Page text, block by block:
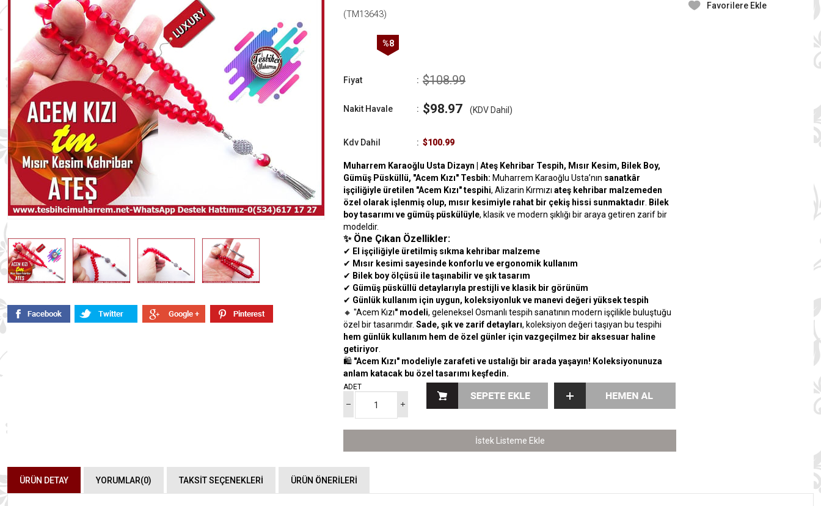
(TM13643)
%8
Fiyat
: $108.99
Nakit Havale : $98.97 (KDV Dahil)
Kdv Dahil : $100.99
Muharrem Karaoğlu Usta Dizayn | Ateş Kehribar Tespih, Mısır Kesim, Bilek Boy,
Gümüş Püsküllü, "Acem Kızı" Tesbih: Muharrem Karaoğlu Usta’nın sanatkâr
işçiliğiyle üretilen "Acem Kızı" tespihi, Alizarin Kırmızı ateş kehribar malzemeden
özel olarak işlenmiş olup, mısır kesimiyle rahat bir çekiş hissi sunmaktadır
Bilek
boy tasarımı ve gümüş püskülüyle, klasik ve modern şıklığı bir araya getiren zarif bir
modeldir.
✨ Öne Çıkan Özellikler:
✔ El işçiliğiyle üretilmiş sıkma kehribar malzeme
✔ Mısır kesimi sayesinde konforlu ve ergonomik kullanım
✔ Bilek boy ölçüsü ile taşınabilir ve şık tasarım
✔ Gümüş püsküllü detaylarıyla prestijli ve klasik bir görünüm
✔ Günlük kullanım için uygun, koleksiyonluk ve manevi değeri yüksek tespih
🔸 ''Acem Kızı" modeli, geleneksel Osmanlı tespih sanatının modern işçilikle buluştuğu
özel bir tasarımdır. Sade, şık ve zarif detayları, koleksiyon değeri taşıyan bu tespihi
hem günlük kullanım hem de özel günler için vazgeçilmez bir aksesuar haline
getiriyor
🛍 "Acem Kızı" modeliyle zarafeti ve ustalığı bir arada yaşayın! Koleksiyonunuza
anlam katacak bu özel tasarımı keşfedin.
ADET
İstek Listeme Ekle
Favorilere Ekle
ÜRÜN DETAY YORUMLAR(0) TAKSİT SEÇENEKLERİ ÜRÜN ÖNERILERI